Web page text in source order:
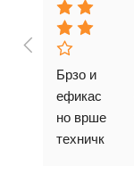
Брзо и
ефикас
но врше
техничк